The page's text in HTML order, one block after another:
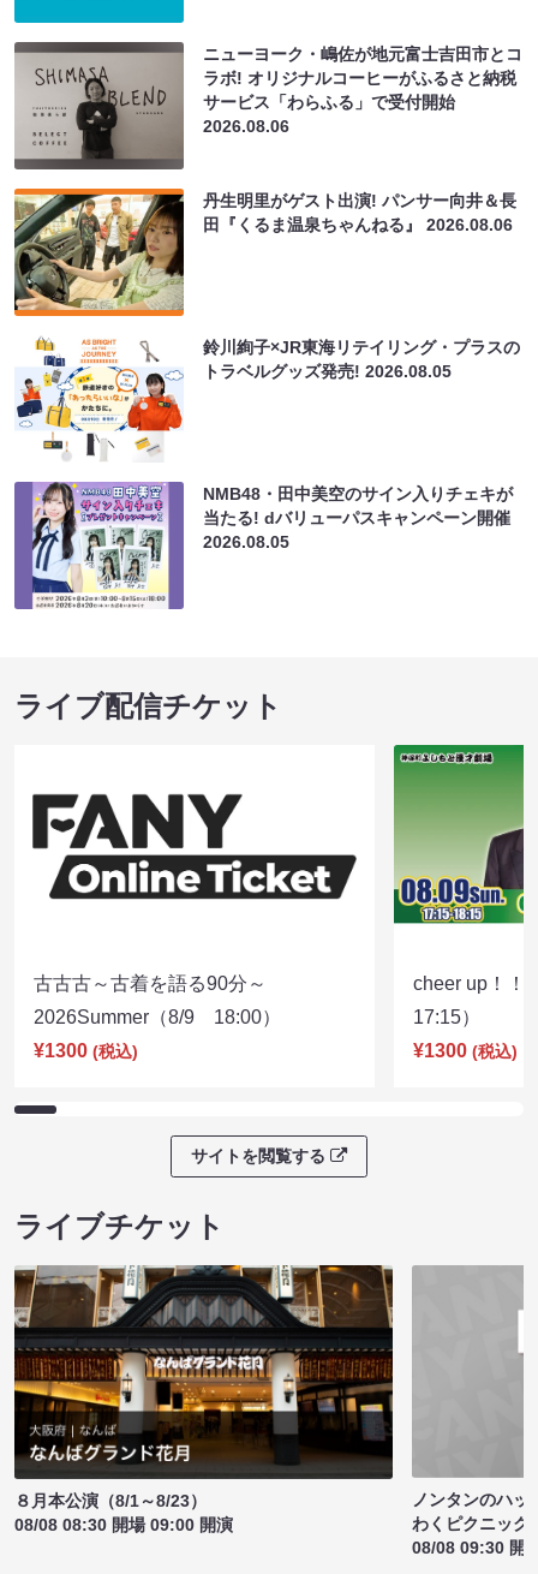
ニューヨーク・嶋佐が地元富士吉田市とコ
ラボ! オリジナルコーヒーがふるさと納税
サービス「わらふる」で受付開始
2026.08.06
丹生明里がゲスト出演! パンサー向井＆長
田『くるま温泉ちゃんねる』2026.08.06
鈴川絢子×JR東海リテイリング・プラスの
トラベルグッズ発売!2026.08.05
NMB48・田中美空のサイン入りチェキが
当たる! dバリューパスキャンペーン開催
2026.08.05
ライブ配信チケット
古古古～古着を語る90分～
2026Summer（8/9 18:00）
¥1300 (税込)
cheer up！
17:15）
¥1300 (税込)
サイトを閲覧する
ライブチケット
８月本公演（8/1～8/23）
08/08 08:30 開場 09:00 開演
ノンタンのハッ
わくピクニック
08/08 09:30 開